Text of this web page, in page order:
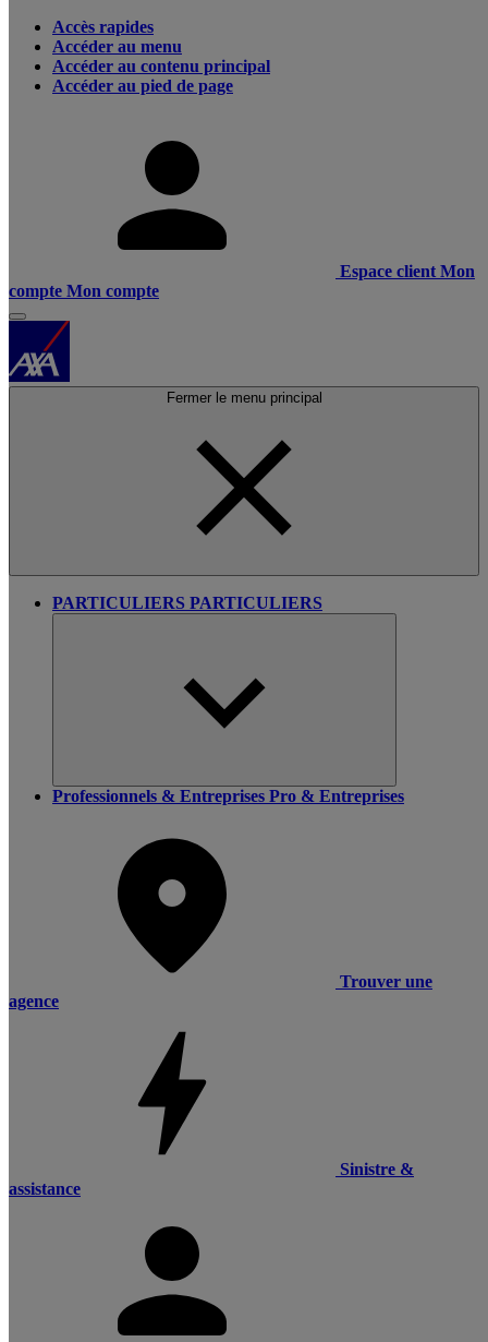
Accès rapides
Accéder au menu
Accéder au contenu principal
Accéder au pied de page
Espace client Mon
compte Mon compte
Fermer le menu principal
PARTICULIERS PARTICULIERS
Professionnels & Entreprises Pro & Entreprises
Trouver une
agence
Sinistre &
assistance